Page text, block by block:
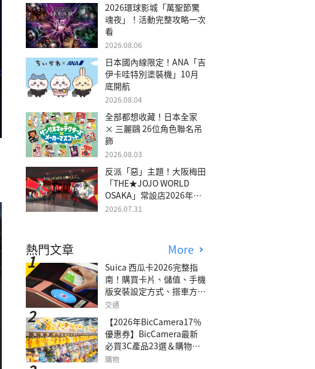
2026環球影城「萬聖節驚
魂夜」！活動完整攻略一次
看
2026.08.06
日本國內線限定！ANA「吉
伊卡哇特別塗裝機」10月
底開航
2026.08.04
全部都想收藏！日本全家
× 三麗鷗 26位角色聯名吊
飾
2026.08.03
反派「惡」主題！大阪梅田
「THE★JOJO WORLD
OSAKA」常設店2026年冬
季開幕
2026.07.31
熱門文章 More
Suica 西瓜卡2026完整指
南！購買卡片、儲值、手機
版安裝設定方式、搭車方
法、常見問題解答！
交通
【2026年BicCamera17％
優惠券】BicCamera最新
必買3C產品23選＆購物攻
略
購物